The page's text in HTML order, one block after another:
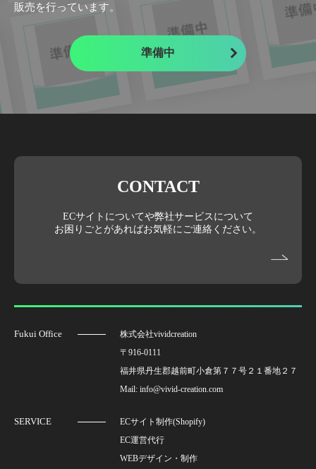
販売を行っています。
準備中
CONTACT
ECサイトについてや弊社サービスについて
お困りごとがあればお気軽にご連絡ください。
SERVICE
ECサイト制作(Shopify)
EC運営代行
WEBデザイン・制作
Fukui Office
株式会社vividcreation
〒916-0111
福井県丹生郡越前町小倉第７７号２１番地２７
Mail: info@vivid-creation.com